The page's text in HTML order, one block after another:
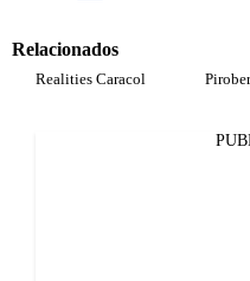
Relacionados
Realities Caracol